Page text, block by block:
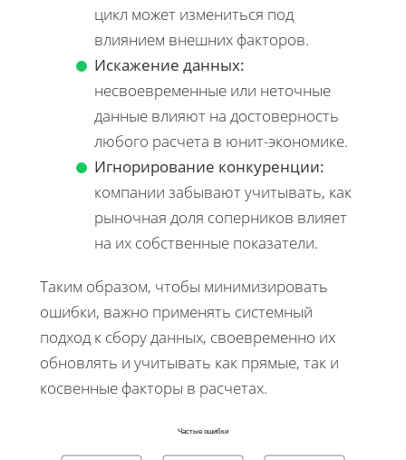
цикл может измениться под
влиянием внешних факторов.
Искажение данных:
несвоевременные или неточные
данные влияют на достоверность
любого расчета в юнит-экономике.
Игнорирование конкуренции:
компании забывают учитывать, как
рыночная доля соперников влияет
на их собственные показатели.
Таким образом, чтобы минимизировать
ошибки, важно применять системный
подход к сбору данных, своевременно их
обновлять и учитывать как прямые, так и
косвенные факторы в расчетах.
Частые ошибки